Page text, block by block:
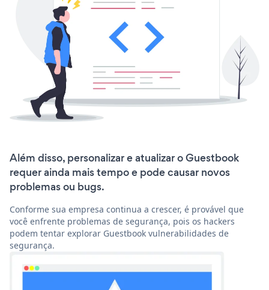
Além disso, personalizar e atualizar o Guestbook
requer ainda mais tempo e pode causar novos
problemas ou bugs.
Conforme sua empresa continua a crescer, é provável que
você enfrente problemas de segurança, pois os hackers
podem tentar explorar Guestbook vulnerabilidades de
segurança.